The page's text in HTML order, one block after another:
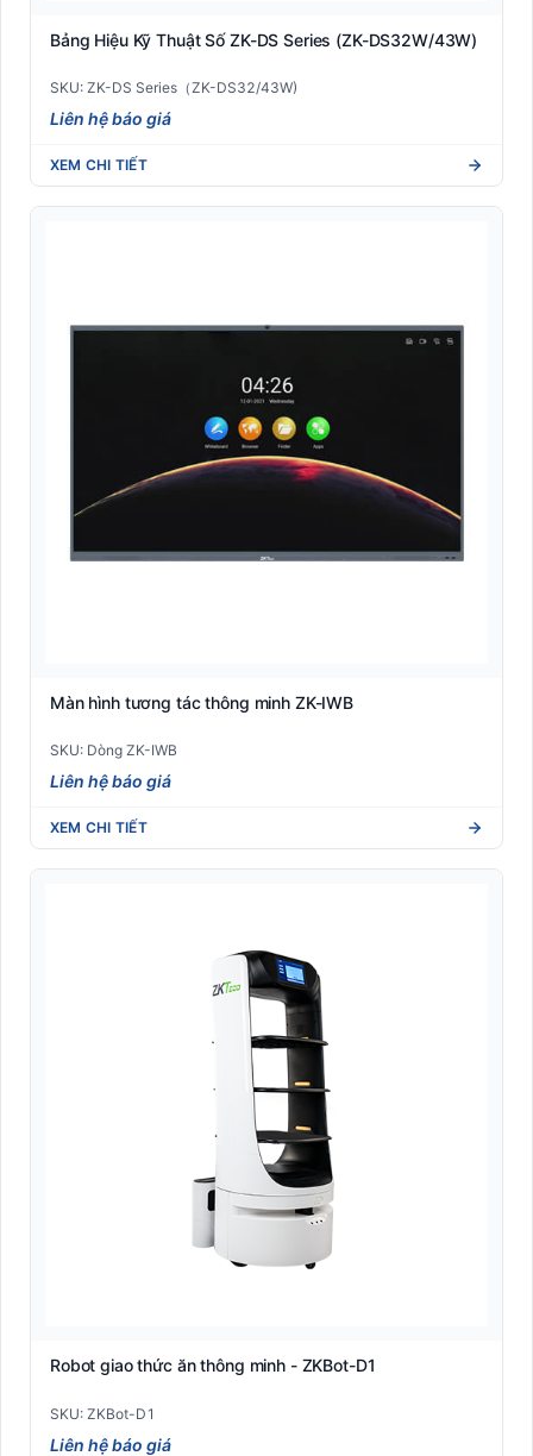
Bảng Hiệu Kỹ Thuật Số ZK-DS Series (ZK-DS32W/43W)
SKU: ZK-DS Series（ZK-DS32/43W)
Liên hệ báo giá
XEM CHI TIẾT
Màn hình tương tác thông minh ZK-IWB
SKU: Dòng ZK-IWB
Liên hệ báo giá
XEM CHI TIẾT
Robot giao thức ăn thông minh - ZKBot-D1
SKU: ZKBot-D1
Liên hệ báo giá